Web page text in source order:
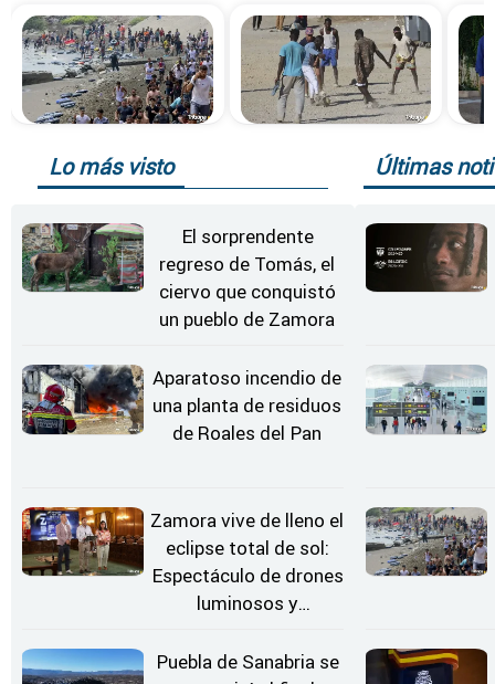
Lo más visto
El sorprendente
regreso de Tomás, el
ciervo que conquistó
un pueblo de Zamora
Aparatoso incendio de
una planta de residuos
de Roales del Pan
Zamora vive de lleno el
eclipse total de sol:
Espectáculo de drones
luminosos y
Estrellas
Puebla de Sanabria se
Últimas